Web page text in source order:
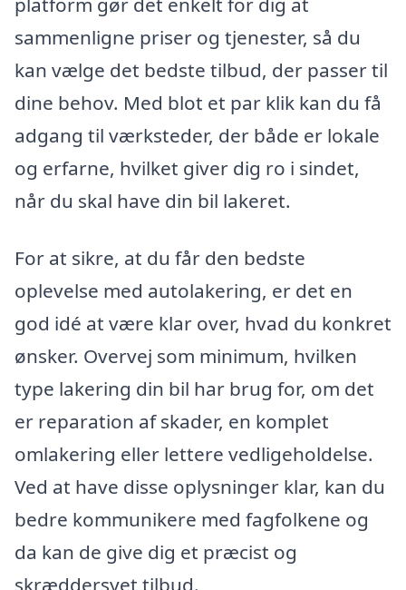
sammenligne priser og tjenester, så du
kan vælge det bedste tilbud, der passer til
dine behov. Med blot et par klik kan du få
adgang til værksteder, der både er lokale
og erfarne, hvilket giver dig ro i sindet,
når du skal have din bil lakeret.
For at sikre, at du får den bedste
oplevelse med autolakering, er det en
god idé at være klar over, hvad du konkret
ønsker. Overvej som minimum, hvilken
type lakering din bil har brug for, om det
er reparation af skader, en komplet
omlakering eller lettere vedligeholdelse.
Ved at have disse oplysninger klar, kan du
bedre kommunikere med fagfolkene og
da kan de give dig et præcist og